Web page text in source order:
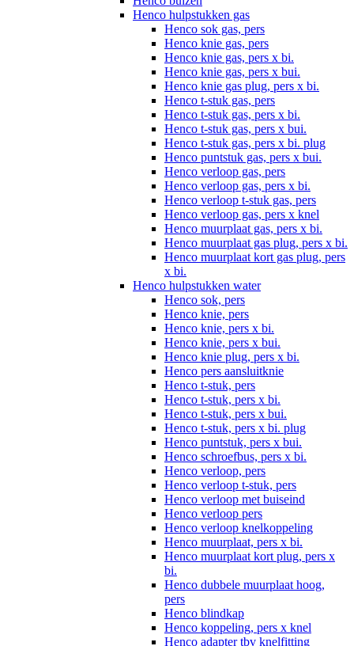
Henco hulpstukken gas
Henco sok gas, pers
Henco knie gas, pers
Henco knie gas, pers x bi.
Henco knie gas, pers x bui.
Henco knie gas plug, pers x bi.
Henco t-stuk gas, pers
Henco t-stuk gas, pers x bi.
Henco t-stuk gas, pers x bui.
Henco t-stuk gas, pers x bi. plug
Henco puntstuk gas, pers x bui.
Henco verloop gas, pers
Henco verloop gas, pers x bi.
Henco verloop t-stuk gas, pers
Henco verloop gas, pers x knel
Henco muurplaat gas, pers x bi.
Henco muurplaat gas plug, pers x bi.
Henco muurplaat kort gas plug, pers
x bi.
Henco hulpstukken water
Henco sok, pers
Henco knie, pers
Henco knie, pers x bi.
Henco knie, pers x bui.
Henco knie plug, pers x bi.
Henco pers aansluitknie
Henco t-stuk, pers
Henco t-stuk, pers x bi.
Henco t-stuk, pers x bui.
Henco t-stuk, pers x bi. plug
Henco puntstuk, pers x bui.
Henco schroefbus, pers x bi.
Henco verloop, pers
Henco verloop t-stuk, pers
Henco verloop met buiseind
Henco verloop pers
Henco verloop knelkoppeling
Henco muurplaat, pers x bi.
Henco muurplaat kort plug, pers x
bi.
Henco dubbele muurplaat hoog,
pers
Henco blindkap
Henco koppeling, pers x knel
Henco adapter tbv knelfitting